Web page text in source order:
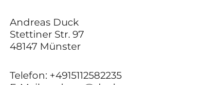
Andreas Duck
Stettiner Str. 97
48147 Münster
Telefon: +4915112582235